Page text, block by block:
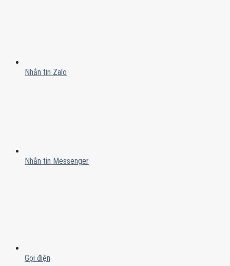
Nhắn tin Zalo
Nhắn tin Messenger
Gọi điện